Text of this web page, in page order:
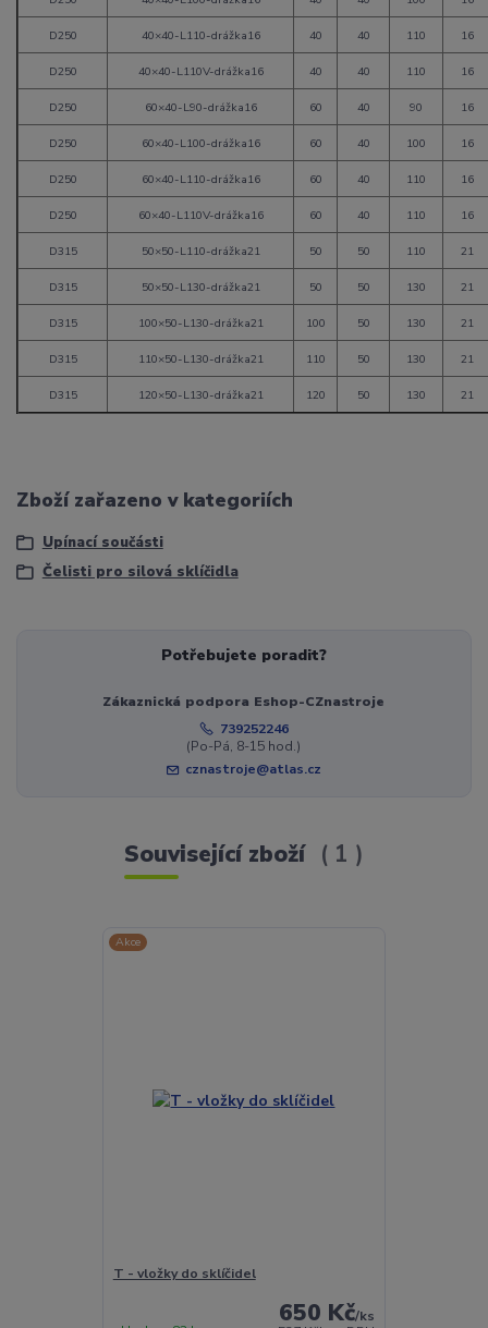
D250 40×40-L110-drážka16 40 40 110 16
D250 40×40-L110V-drážka16 40 40 110 16
D250 60×40-L90-drážka16 60 40 90 16
D250 60×40-L100-drážka16 60 40 100 16
D250 60×40-L110-drážka16 60 40 110 16
D250 60×40-L110V-drážka16 60 40 110 16
D315 50×50-L110-drážka21 50 50 110 21
D315 50×50-L130-drážka21 50 50 130 21
D315 100×50-L130-drážka21 100 50 130 21
D315 110×50-L130-drážka21 110 50 130 21
D315 120×50-L130-drážka21 120 50 130 21
Zboží zařazeno v kategoriích
Upínací součásti
Čelisti pro silová sklíčidla
Potřebujete poradit?
Zákaznická podpora Eshop-CZnastroje
739252246
(Po-Pá, 8-15 hod.)
cznastroje@atlas.cz
Související zboží 1
Akce
T - vložky do sklíčidel
650 Kč/ks